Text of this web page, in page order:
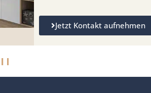
Jetzt Kontakt aufnehmen